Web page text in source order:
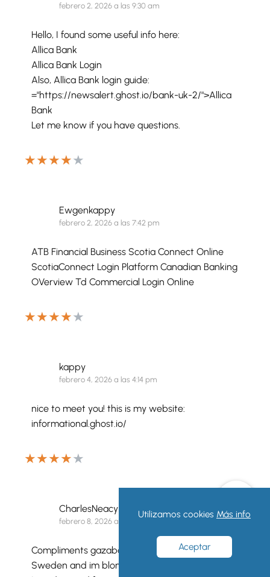
febrero 2, 2026 a las 9:30 am
Hello, I found some useful info here:
Allica Bank
Allica Bank Login
Also, Allica Bank login guide:
="https://newsalert.ghost.io/bank-uk-2/">Allica
Bank
Let me know if you have questions.
★★★★★
Ewgenkappy
febrero 2, 2026 a las 7:42 pm
ATB Financial Business Scotia Connect Online
ScotiaConnect Login Platform Canadian Banking
OVerview Td Commercial Login Online
★★★★★
kappy
febrero 4, 2026 a las 4:14 pm
nice to meet you! this is my website:
informational.ghost.io/
★★★★★
CharlesNeacy
febrero 8, 2026 a las 1:11 am
Compliments gazabo forumers, im from
Sweden and im blonde. Seraphic to be here.
Utilizamos cookies Más info
Aceptar